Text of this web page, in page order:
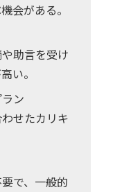
会がある。
助言を受け
い。
ン
せたカリキ
で、一般的